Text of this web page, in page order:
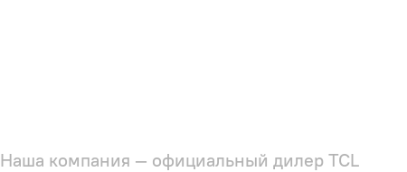
Наша компания — официальный дилер TCL